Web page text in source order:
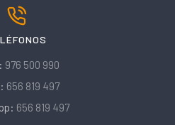
976 500 990
656 819 497
656 819 497